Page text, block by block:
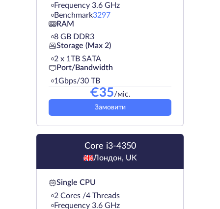
Frequency 3.6 GHz
Benchmark3297
RAM
8 GB DDR3
Storage (Max 2)
2 х 1TB SATA
Port/Bandwidth
1Gbps/30 TB
€35/міс.
Замовити
Core i3-4350
Лондон, UK
Single CPU
2 Cores /4 Threads
Frequency 3.6 GHz